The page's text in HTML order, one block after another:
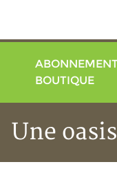
BOUTIQUE
Une